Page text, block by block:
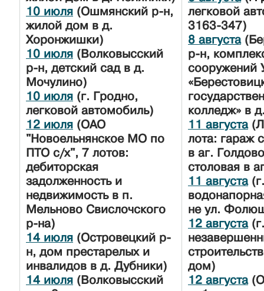
10 июля (Ошмянский р-н,
жилой дом в д.
Хоронжишки)
10 июля (Волковысский
р-н, детский сад в д.
Мочулино)
10 июля (г. Гродно,
легковой автомобиль)
12 июля (ОАО
"Новоельнянское МО по
ПТО с/х", 7 лотов:
дебиторская
задолженность и
недвижимость в п.
Мельново Свислочского
р-на)
14 июля (Островецкий р-
н, дом престарелых и
инвалидов в д. Дубники)
14 июля (Волковысский
легковой
3163-347)
8 августа
р-н,
сооружений
колледж» в
11 августа
лота: гараж
в аг.
столовая в
11 августа
не ул.
12 августа
дом)
12 августа